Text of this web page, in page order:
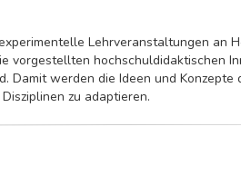
Lehrveranstaltungen an
vorgestellten hochschuldidaktischen
Damit werden die Ideen und Konzepte
zu adaptieren.